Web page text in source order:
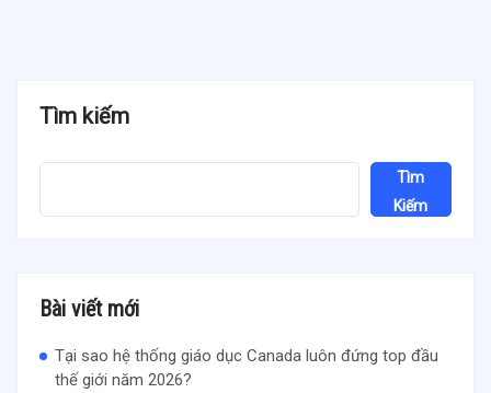
Tìm kiếm
Tìm
Kiếm
Bài viết mới
Tại sao hệ thống giáo dục Canada luôn đứng top đầu
thế giới năm 2026?